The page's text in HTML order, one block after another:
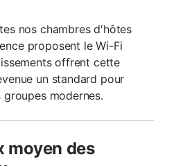
nos chambres d'hôtes
proposent le Wi-Fi
offrent cette
un standard pour
modernes.
moyen des